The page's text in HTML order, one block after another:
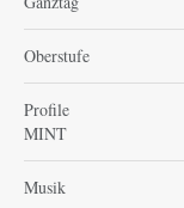
Oberstufe
Profile
MINT
Musik